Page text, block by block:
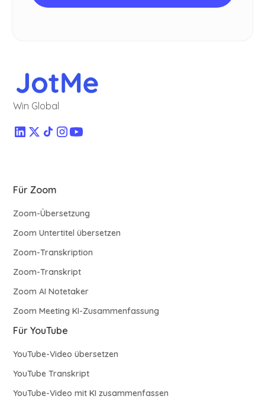
Win Global
Für Zoom
Zoom-Übersetzung
Zoom Untertitel übersetzen
Zoom-Transkription
Zoom-Transkript
Zoom AI Notetaker
Zoom Meeting KI-Zusammenfassung
Für YouTube
YouTube-Video übersetzen
YouTube Transkript
YouTube-Video mit KI zusammenfassen